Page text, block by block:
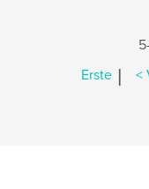
Erste | <